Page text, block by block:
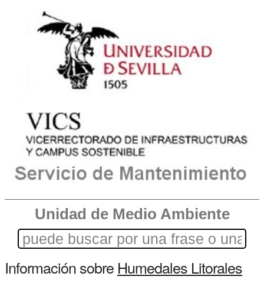
Unidad de Medio Ambiente
Información sobre Humedales Litorales